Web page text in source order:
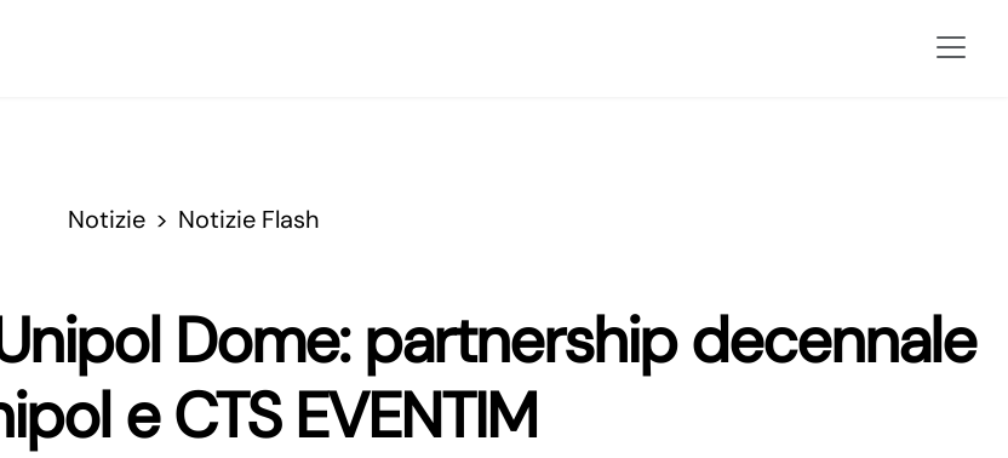
Notizie Notizie Flash
Dome: partnership decennale
e CTS EVENTIM